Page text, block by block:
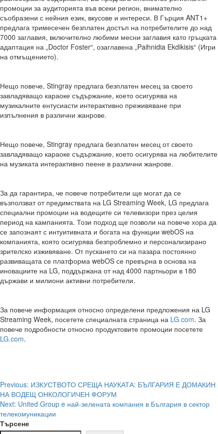
промоции за аудиторията във всеки регион, внимателно
съобразени с нейния език, вкусове и интереси. В Гърция ANT1+
предлага тримесечен безплатен достъп на потребителите до над
7000 заглавия, включително любими месни заглавия като гръцката
адаптация на „Doctor Foster“, озаглавена „Paihnidia Ekdikisis“ (Игри
на отмъщението).
Нещо повече, Stingray предлага безплатен месец за своето
завладяващо караоке съдържание, което осигурява на
музикалните ентусиасти интерактивно преживяване при
изпълнения в различни жанрове.
Нещо повече, Stingray предлага безплатен месец от своето
завладяващо караоке съдържание, което осигурява на любителите
на музиката интерактивно пеене в различни жанрове.
За да гарантира, че повече потребители ще могат да се
възползват от предимствата на LG Streaming Week, LG предлага
специални промоции на водещите си телевизори през целия
период на кампанията. Този подход ще позволи на повече хора да
се запознаят с интуитивната и богата на функции webOS на
компанията, която осигурява безпроблемно и персонализирано
зрителско изживяване. От пускането си на пазара постоянно
развиващата се платформа webOS се превърна в основа на
иновациите на LG, поддържана от над 4000 партньори в 180
държави и милиони активни потребители.
За повече информация относно определени предложения на LG
Streaming Week, посетете специалната страница на LG.com. За
повече подробности относно продуктовите промоции посетете
LG.com.
Post
navigation
Previous: ИЗКУСТВОТО СРЕЩА НАУКАТА: БЪЛГАРИЯ Е ДОМАКИН
НА ВОДЕЩ ОНКОЛОГИЧЕН ФОРУМ
Next: United Group e най-зелената компания в България в сектор
телекомуникации
Търсене